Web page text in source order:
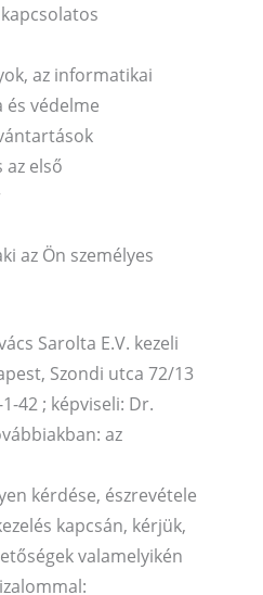
az informatikai
és védelme
az első
az Ön személyes
Sarolta E.V. kezeli
Szondi utca 72/13
42 ; képviseli: Dr.
az
kérdése, észrevétele
kapcsán, kérjük,
valamelyikén